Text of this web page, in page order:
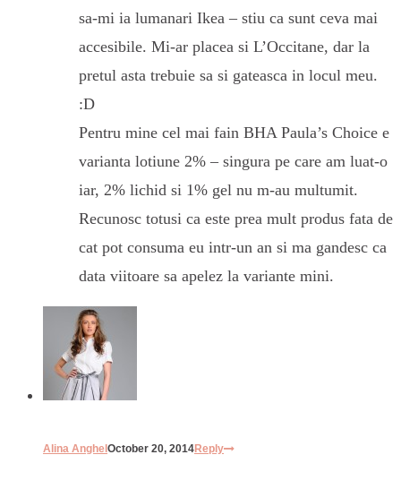
sa-mi ia lumanari Ikea – stiu ca sunt ceva mai
accesibile. Mi-ar placea si L’Occitane, dar la
pretul asta trebuie sa si gateasca in locul meu.
:D
Pentru mine cel mai fain BHA Paula’s Choice e
varianta lotiune 2% – singura pe care am luat-o
iar, 2% lichid si 1% gel nu m-au multumit.
Recunosc totusi ca este prea mult produs fata de
cat pot consuma eu intr-un an si ma gandesc ca
data viitoare sa apelez la variante mini.
Alina Anghel October 20, 2014Reply